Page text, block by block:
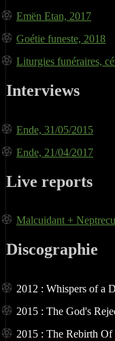
Emën Etan, 2017
Goétie funeste, 2018
Liturgies fun​é​raires,
Interviews
Ende, 31/05/2015
Ende, 21/04/2017
Live reports
Malcuidant +
Discographie
2012 : Whispers of a
2015 : The God's
2015 : The Rebirth